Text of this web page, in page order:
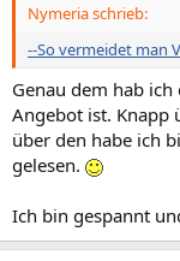
Nymeria schrieb:
--So vermeidet man
Genau dem hab
Angebot ist. Knapp
über den habe ich
gelesen.
Ich bin gespannt